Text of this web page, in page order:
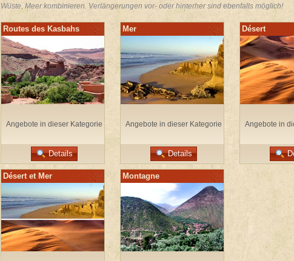
Wüste, Meer kombinieren. Verlängerungen vor- oder hinterher sind ebenfalls möglich!
Routes des Kasbahs
Angebote in dieser Kategorie
Details
Mer
Angebote in dieser Kategorie
Details
Désert
Angebote in
Désert et Mer Montagne